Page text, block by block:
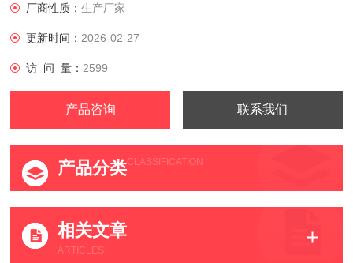
厂商性质：生产厂家
更新时间： 2026-02-27
访 问 量： 2599
产品咨询 联系我们
产品分类CLASSIFICATION
相关文章
ARTICLES